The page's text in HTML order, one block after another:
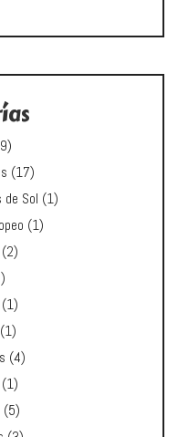
(17)
de Sol (1)
(1)
(2)
(1)
(1)
(4)
(1)
(5)